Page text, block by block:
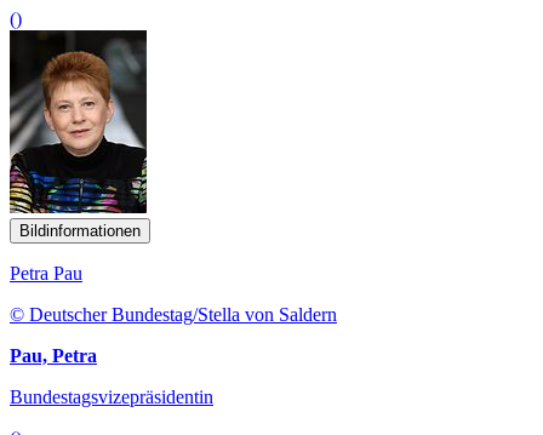
()
Bildinformationen
Petra Pau
© Deutscher Bundestag/Stella von Saldern
Pau, Petra
Bundestagsvizepräsidentin